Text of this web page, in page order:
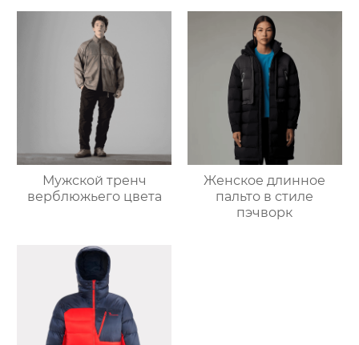
Мужской тренч
верблюжьего цвета
Женское длинное
пальто в стиле
пэчворк